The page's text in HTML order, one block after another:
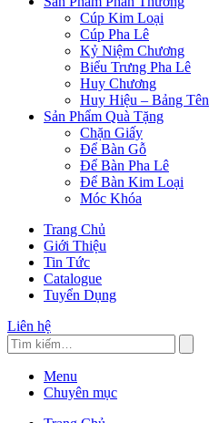
Cúp Kim Loại
Cúp Pha Lê
Kỷ Niệm Chương
Biểu Trưng Pha Lê
Huy Chương
Huy Hiệu – Bảng Tên
Sản Phẩm Quà Tặng
Chặn Giấy
Để Bàn Gỗ
Để Bàn Pha Lê
Để Bàn Kim Loại
Móc Khóa
Trang Chủ
Giới Thiệu
Tin Tức
Catalogue
Tuyển Dụng
Liên hệ
Menu
Chuyên mục